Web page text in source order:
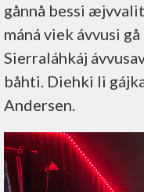
gånnå bessi
máná viek ávvusi
Sierraláhkáj
båhti. Diehki li
Andersen.